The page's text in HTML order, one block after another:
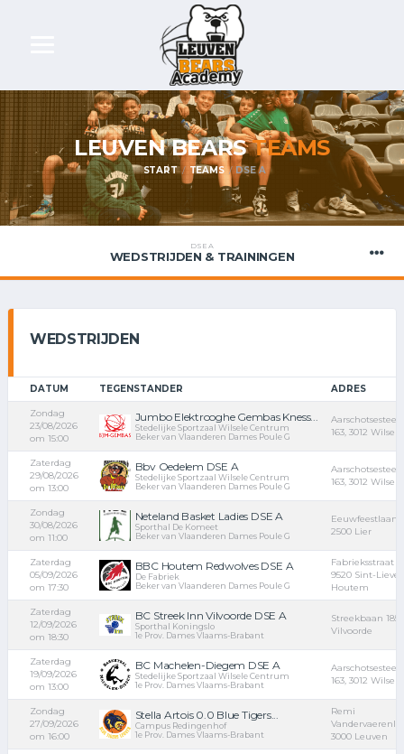
LEUVEN BEARSTEAMS
START TEAMS DSE A
DSE A
WEDSTRIJDEN & TRAININGEN
WEDSTRIJDEN
DATUM TEGENSTANDER ADRES
Zondag
23/08/2026
om 15:00
Jumbo Elektrooghe Gembas Kness...
Stedelijke Sportzaal Wilsele Centrum
Beker van Vlaanderen Dames Poule G
163, 3012 Wilsele
Zaterdag
29/08/2026
om 13:00
Bbv Oedelem DSE A
Stedelijke Sportzaal Wilsele Centrum
Beker van Vlaanderen Dames Poule G
163, 3012 Wilsele
Zondag
30/08/2026
om 11:00
Neteland Basket Ladies DSE A
Sporthal De Komeet
Beker van Vlaanderen Dames Poule G
Eeuwfeestlaan
2500 Lier
Zaterdag
05/09/2026
om 17:30
BBC Houtem Redwolves DSE A
De Fabriek
Beker van Vlaanderen Dames Poule G
Fabrieksstraat
9520 Sint-
Houtem
Zaterdag
12/09/2026
om 18:30
BC Streek Inn Vilvoorde DSE A
Sporthal Koningslo
1e Prov. Dames Vlaams-Brabant
Streekbaan 185,
Vilvoorde
Zaterdag
19/09/2026
om 13:00
BC Machelen-Diegem DSE A
Stedelijke Sportzaal Wilsele Centrum
1e Prov. Dames Vlaams-Brabant
163, 3012 Wilsele
Zondag
27/09/2026
om 16:00
Stella Artois 0.0 Blue Tigers...
Campus Redingenhof
1e Prov. Dames Vlaams-Brabant
Remi
3000 Leuven